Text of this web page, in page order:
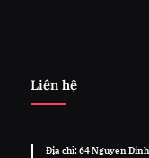
Liên hệ
Địa chỉ: 64 Nguyen